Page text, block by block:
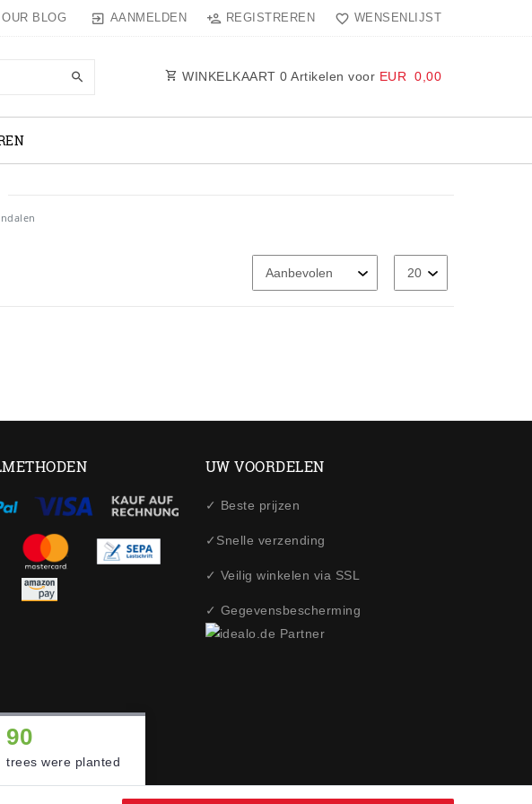
BLOG AANMELDEN REGISTREREN WENSENLIJST
WINKELKAART 0 Artikelen voor EUR 0,00
UW VOORDELEN
✓ Beste prijzen
✓Snelle verzending
✓ Veilig winkelen via SSL
✓ Gegevensbescherming
90
trees were planted